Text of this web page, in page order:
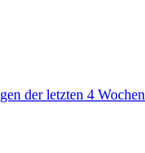
der letzten 4 Wochen